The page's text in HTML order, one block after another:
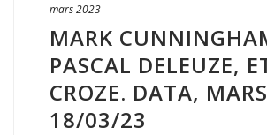
mars 2023
MARK
PASCAL DELEUZE,
CROZE. DATA,
18/03/23